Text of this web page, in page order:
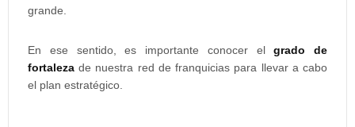
grande.
En ese sentido, es importante conocer elgrado de
fortaleza de nuestra red de franquicias para llevar a cabo
el plan estratégico.